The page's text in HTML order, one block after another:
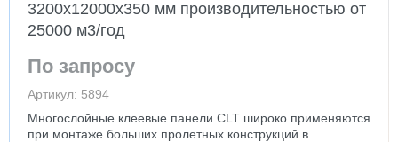
3200х12000х350 мм производительностью от
25000 м3/год
По запросу
Артикул: 5894
Многослойные клеевые панели CLT широко применяются
при монтаже больших пролетных конструкций в